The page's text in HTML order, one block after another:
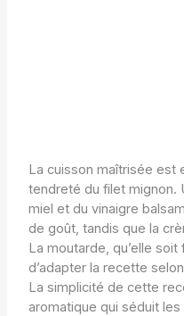
La cuisson maîtrisée est
tendreté du filet mignon.
miel et du vinaigre
de goût, tandis que la
La moutarde, qu’elle
d’adapter la recette
La simplicité de cette
aromatique qui séduit